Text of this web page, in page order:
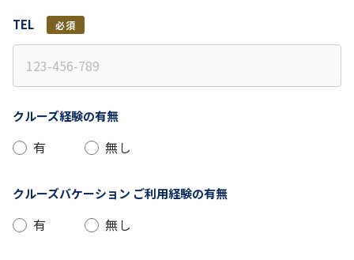
TEL 必須
クルーズ経験の有無
有 無し
クルーズバケーション ご利用経験の有無
有 無し